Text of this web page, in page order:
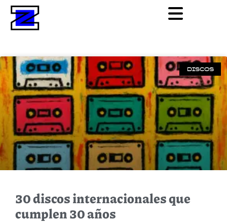
DISCOS
30 discos internacionales que
cumplen 30 años